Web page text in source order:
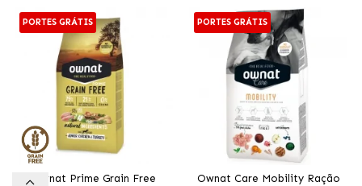
PORTES GRÁTIS
Ownat Prime Grain Free
PORTES GRÁTIS
Ownat Care Mobility Ração